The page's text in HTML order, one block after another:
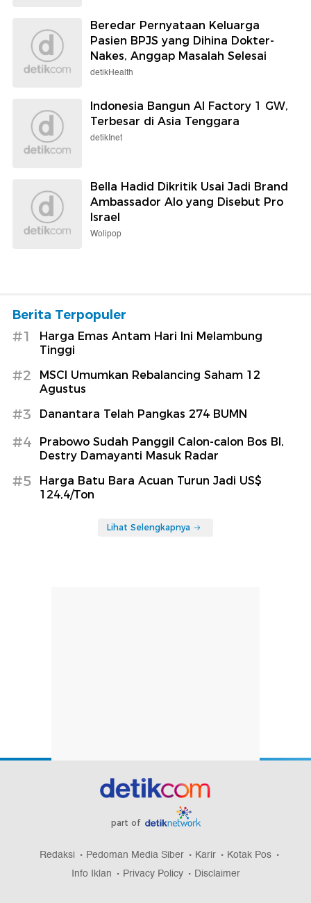
Beredar Pernyataan Keluarga
Pasien BPJS yang Dihina Dokter-
Nakes, Anggap Masalah Selesai
detikHealth
Indonesia Bangun AI Factory 1 GW,
Terbesar di Asia Tenggara
detikInet
Bella Hadid Dikritik Usai Jadi Brand
Ambassador Alo yang Disebut Pro
Israel
Wolipop
Berita Terpopuler
#1
Harga Emas Antam Hari Ini Melambung
Tinggi
#2
MSCI Umumkan Rebalancing Saham 12
Agustus
#3 Danantara Telah Pangkas 274 BUMN
#4
Prabowo Sudah Panggil Calon-calon Bos BI,
Destry Damayanti Masuk Radar
#5
Harga Batu Bara Acuan Turun Jadi US$
124,4/Ton
Lihat Selengkapnya
part of
Redaksi Pedoman Media Siber Karir
Kotak Pos
Info Iklan
Privacy Policy Disclaimer